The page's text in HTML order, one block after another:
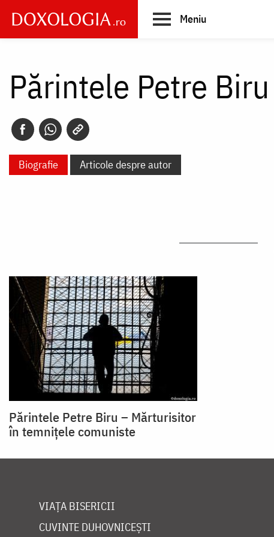
main
Meniu
Părintele Petre Biru
Biografie Articole despre autor
Părintele Petre Biru – Mărturisitor
în temnițele comuniste
VIAȚA BISERICII
CUVINTE DUHOVNICEȘTI